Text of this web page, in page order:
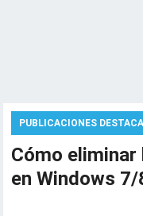
PUBLICACIONES
Cómo eliminar
en Windows